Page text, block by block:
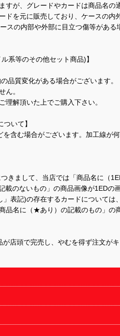
が、グレードやカードは商品名の
を元に販売しており、ケースの
スの内部や外部に目立つ傷等があ
系等のその他セット商品)】
品質変化がある場合がございます。
ん。
理解頂いた上でご購入下さい。
いて】
含む場合がございます。加工線が
きまして、当店では「商品名に（
のないもの」の商品画像が1ED
表記)の存在するカードについて
品名に（★あり）の記載のもの」
店頭で完売し、やむを得ず注文が